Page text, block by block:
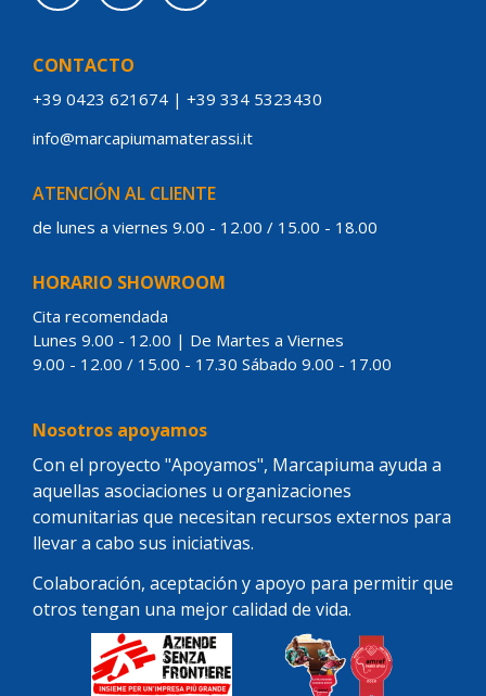
CONTACTO
+39 0423 621674 | +39 334 5323430
info@marcapiumamaterassi.it
ATENCIÓN AL CLIENTE
de lunes a viernes 9.00 - 12.00 / 15.00 - 18.00
HORARIO SHOWROOM
Cita recomendada
Lunes 9.00 - 12.00 | De Martes a Viernes
9.00 - 12.00 / 15.00 - 17.30 Sábado 9.00 - 17.00
Nosotros apoyamos
Con el proyecto "Apoyamos", Marcapiuma ayuda a
aquellas asociaciones u organizaciones
comunitarias que necesitan recursos externos para
llevar a cabo sus iniciativas.
Colaboración, aceptación y apoyo para permitir que
otros tengan una mejor calidad de vida.